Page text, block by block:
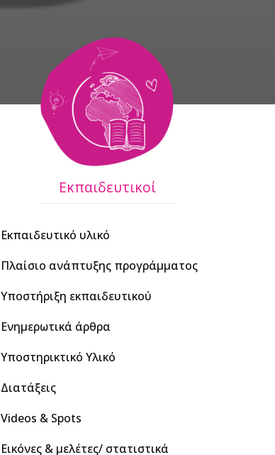
Εκπαιδευτικοί
Εκπαιδευτικό υλικό
Πλαίσιο ανάπτυξης προγράμματος
Υποστήριξη εκπαιδευτικού
Ενημερωτικά άρθρα
Υποστηρικτικό Υλικό
Διατάξεις
Videos & Spots
Εικόνες & μελέτες/ στατιστικά